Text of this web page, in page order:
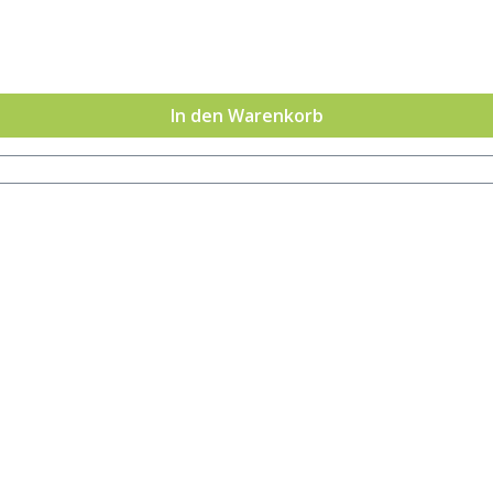
keine Duftkerzen im klassischen Sinn – in jeder Kerze
Duft intensiviert sich aber beim Verbrennen nicht.
nur durch den Einsatz von synthetischen Stoffen
In den Warenkorb